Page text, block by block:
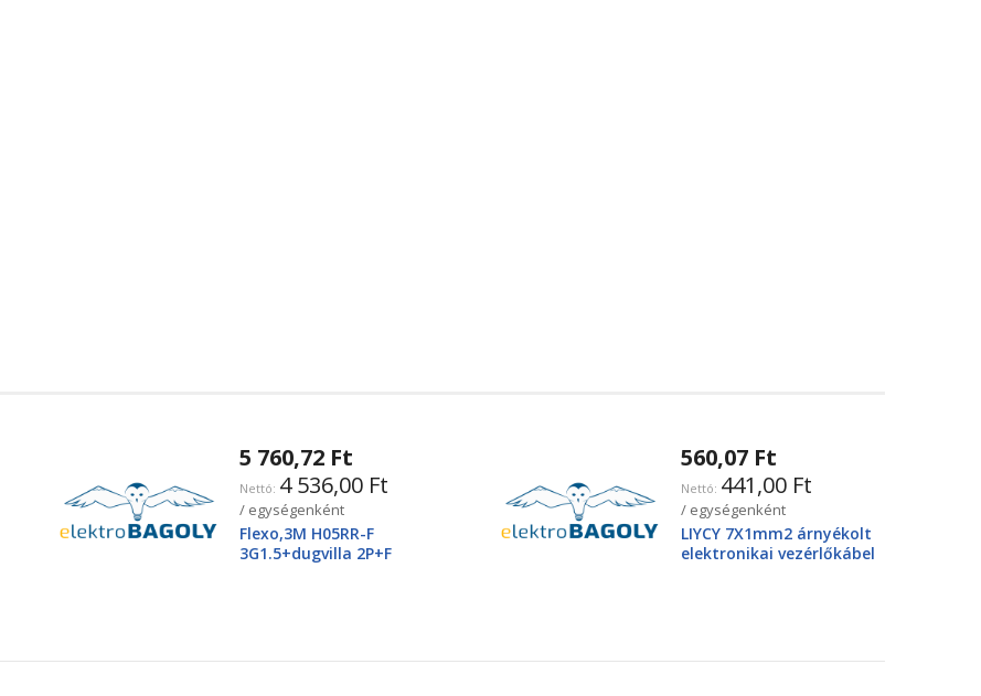
5 760,72 Ft
4 536,00 Ft
/ egységenként
Flexo,3M H05RR-F
3G1.5+dugvilla 2P+F
560,07 Ft
441,00 Ft
/ egységenként
LIYCY 7X1mm2 árnyékolt
elektronikai vezérlőkábel